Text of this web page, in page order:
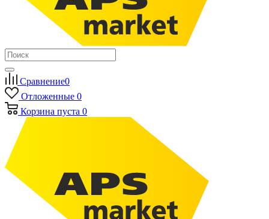
Сравнение0
Отложенные 0
Корзина пуста 0